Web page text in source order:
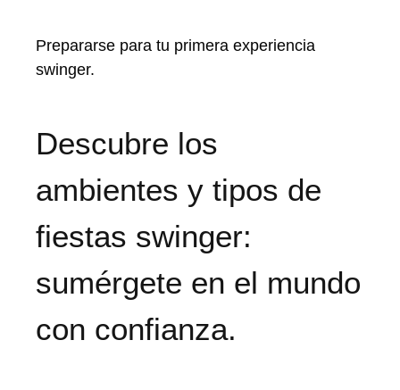
Prepararse para tu primera experiencia
swinger.
Descubre los
ambientes y tipos de
fiestas swinger:
sumérgete en el mundo
con confianza.